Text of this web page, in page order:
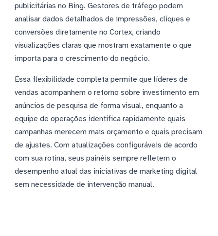
publicitárias no Bing. Gestores de tráfego podem
analisar dados detalhados de impressões, cliques e
conversões diretamente no Cortex, criando
visualizações claras que mostram exatamente o que
importa para o crescimento do negócio.
Essa flexibilidade completa permite que líderes de
vendas acompanhem o retorno sobre investimento em
anúncios de pesquisa de forma visual, enquanto a
equipe de operações identifica rapidamente quais
campanhas merecem mais orçamento e quais precisam
de ajustes. Com atualizações configuráveis de acordo
com sua rotina, seus painéis sempre refletem o
desempenho atual das iniciativas de marketing digital
sem necessidade de intervenção manual.